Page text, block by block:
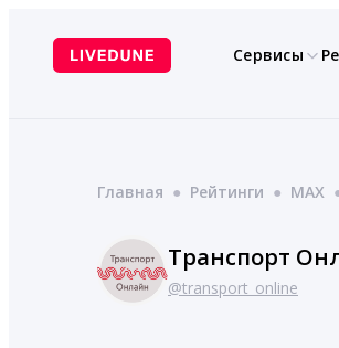
содержимому
Сервисы
Главная ● Рейтинги ● MAX
Транспорт
@transport_online